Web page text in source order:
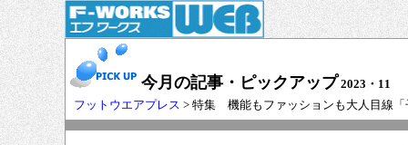
今月の記事・ピックアップ 2023・11
フットウエアプレス > 特集 機能もファッションも大人目線